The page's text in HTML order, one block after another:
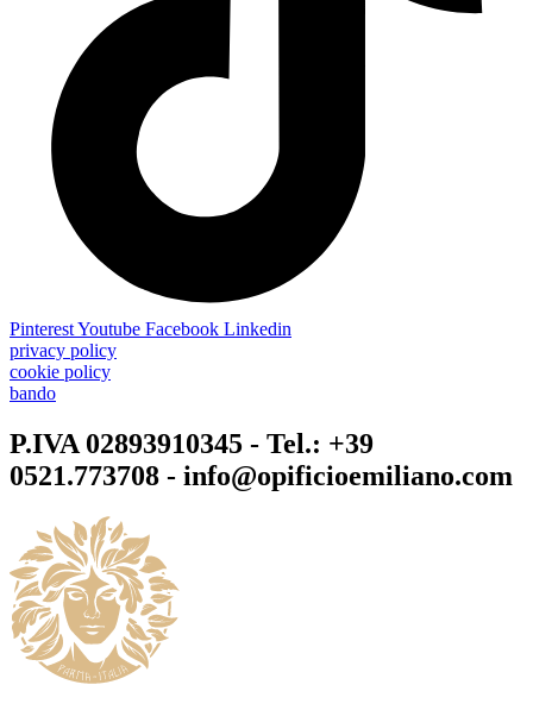
PinterestYoutube Facebook Linkedin
privacy policy
cookie policy
bando
P.IVA 02893910345 - Tel.: +39
0521.773708 - info@opificioemiliano.com